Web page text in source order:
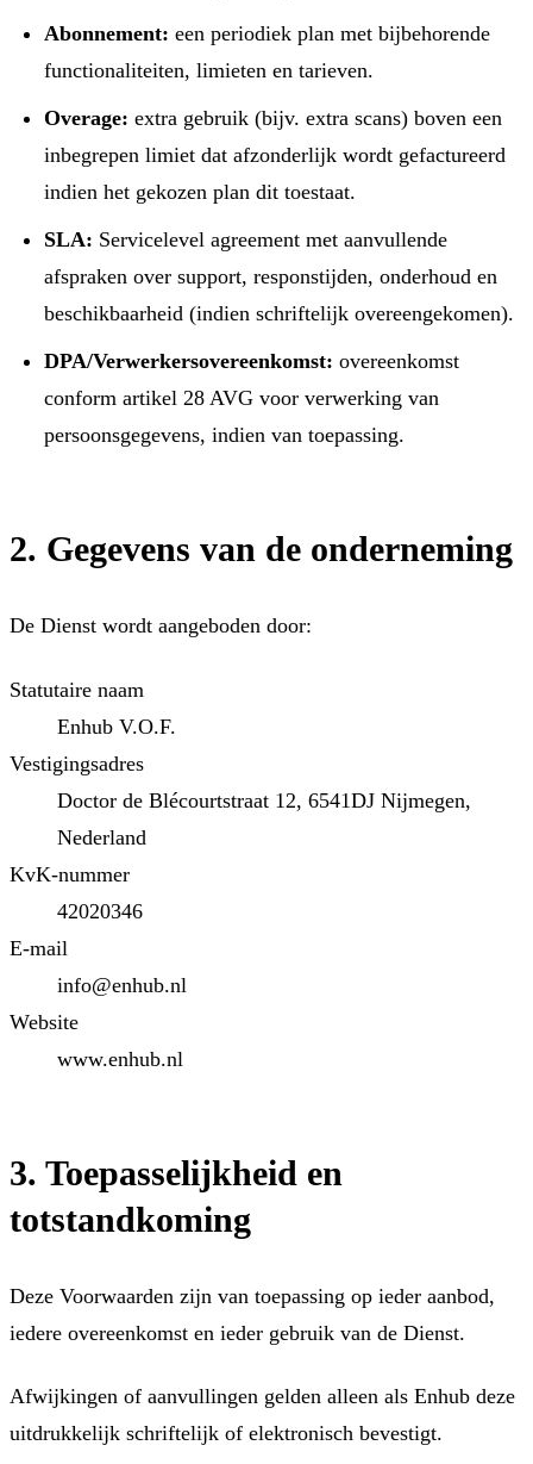
Abonnement: een periodiek plan met bijbehorende
functionaliteiten, limieten en tarieven.
Overage: extra gebruik (bijv. extra scans) boven een
inbegrepen limiet dat afzonderlijk wordt gefactureerd
indien het gekozen plan dit toestaat.
SLA: Servicelevel agreement met aanvullende
afspraken over support, responstijden, onderhoud en
beschikbaarheid (indien schriftelijk overeengekomen).
DPA/Verwerkersovereenkomst: overeenkomst
conform artikel 28 AVG voor verwerking van
persoonsgegevens, indien van toepassing.
2. Gegevens van de onderneming
De Dienst wordt aangeboden door:
Statutaire naam
Enhub V.O.F.
Vestigingsadres
Doctor de Blécourtstraat 12, 6541DJ Nijmegen,
Nederland
KvK-nummer
42020346
E-mail
info@enhub.nl
Website
www.enhub.nl
3. Toepasselijkheid en
totstandkoming
Deze Voorwaarden zijn van toepassing op ieder aanbod,
iedere overeenkomst en ieder gebruik van de Dienst.
Afwijkingen of aanvullingen gelden alleen als Enhub deze
uitdrukkelijk schriftelijk of elektronisch bevestigt.